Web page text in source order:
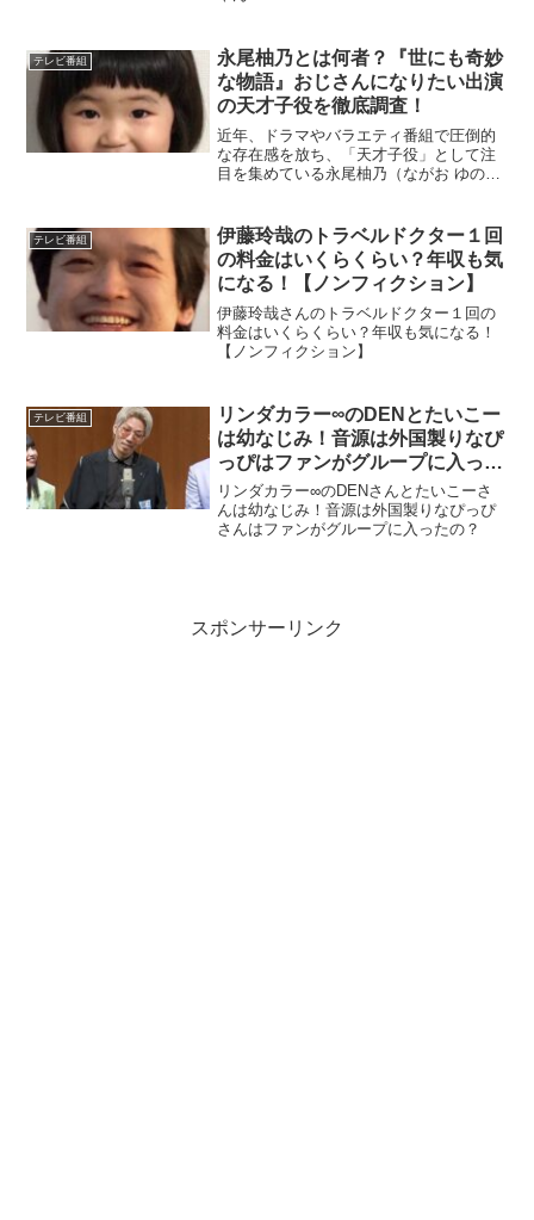
テレビ番組
永尾柚乃とは何者？『世にも奇妙
な物語』おじさんになりたい出演
の天才子役を徹底調査！
近年、ドラマやバラエティ番組で圧倒的
な存在感を放ち、「天才子役」として注
目を集めている永尾柚乃（ながお ゆの）
になりたい』に出演することでも話題に
なっています。幼い...
テレビ番組
伊藤玲哉のトラベルドクター１回
の料金はいくらくらい？年収も気
になる！【ノンフィクション】
伊藤玲哉さんのトラベルドクター１回の
料金はいくらくらい？年収も気になる！
【ノンフィクション】
テレビ番組
リンダカラー∞のDENとたいこー
は幼なじみ！音源は外国製りなぴ
っぴはファンがグループに入った
って本当？【おもしろ荘】
リンダカラー∞のDENさんとたいこーさ
んは幼なじみ！音源は外国製りなぴっぴ
さんはファンがグループに入ったの？
スポンサーリンク